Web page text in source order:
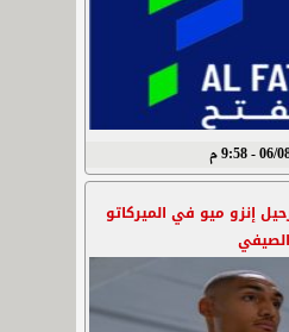
9:58 م
إنزو ميو في الميركاتو
الصيفي